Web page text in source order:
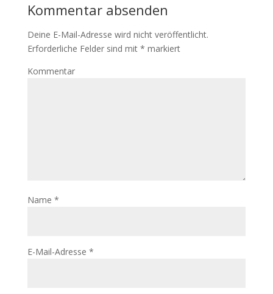
Kommentar absenden
Deine E-Mail-Adresse wird nicht veröffentlicht.
Erforderliche Felder sind mit * markiert
Kommentar
Name *
E-Mail-Adresse *